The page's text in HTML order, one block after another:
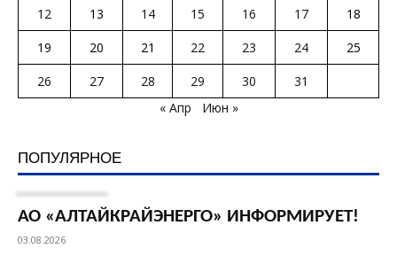
12
13 14 15 16 17
18
19
20 21 22 23 24
25
26
27 28 29 30
31
« Апр
Июн »
ПОПУЛЯРНОЕ
АО «АЛТАЙКРАЙЭНЕРГО» ИНФОРМИРУЕТ!
03.08.2026